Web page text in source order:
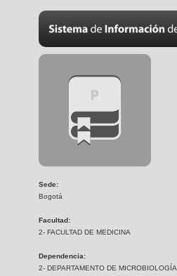
Sede:
Bogotá
Facultad:
2- FACULTAD DE MEDICINA
Dependencia:
2- DEPARTAMENTO DE MICROBIOLOGÍA